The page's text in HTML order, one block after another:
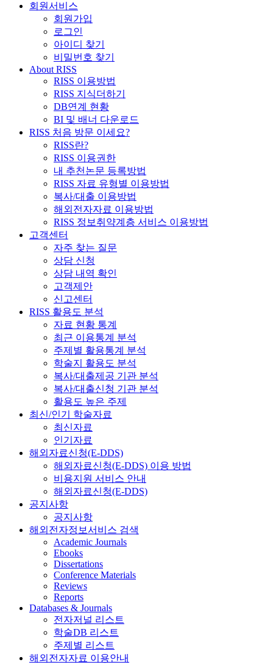
회원서비스
회원가입
로그인
아이디 찾기
비밀번호 찾기
About RISS
RISS 이용방법
RISS 지식더하기
DB연계 현황
BI 및 배너 다운로드
RISS 처음 방문 이세요?
RISS란?
RISS 이용권한
내 추천논문 등록방법
RISS 자료 유형별 이용방법
복사/대출 이용방법
해외전자자료 이용방법
RISS 정보취약계층 서비스 이용방법
고객센터
자주 찾는 질문
상담 신청
상담 내역 확인
고객제안
신고센터
RISS 활용도 분석
자료 현황 통계
최근 이용통계 분석
주제별 활용통계 분석
학술지 활용도 분석
복사/대출제공 기관 분석
복사/대출신청 기관 분석
활용도 높은 주제
최신/인기 학술자료
최신자료
인기자료
해외자료신청(E-DDS)
해외자료신청(E-DDS) 이용 방법
비용지원 서비스 안내
해외자료신청(E-DDS)
공지사항
공지사항
해외전자정보서비스 검색
Academic Journals
Ebooks
Dissertations
Conference Materials
Reviews
Reports
Databases & Journals
전자저널 리스트
학술DB 리스트
주제별 리스트
해외전자자료 이용안내